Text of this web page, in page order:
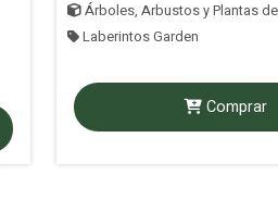
Árboles, Arbustos y Plantas
Laberintos Garden
Comprar